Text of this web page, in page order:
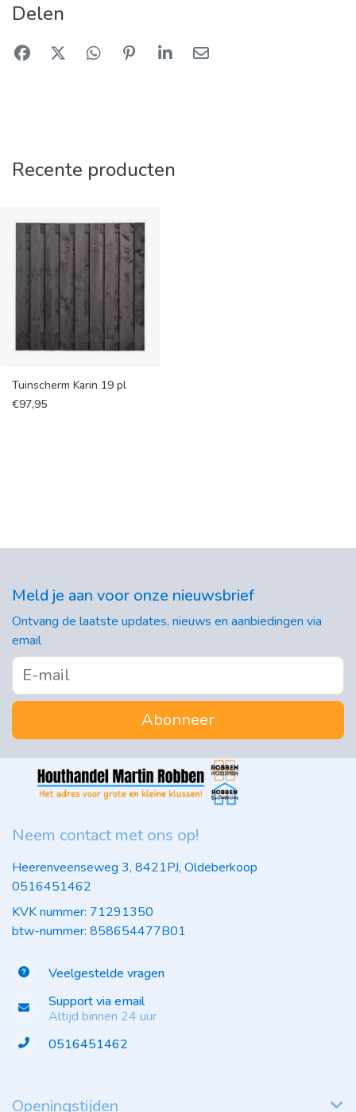
Delen
Recente producten
Tuinscherm Karin 19 pl
€97,95
Meld je aan voor onze nieuwsbrief
Ontvang de laatste updates, nieuws en aanbiedingen via
email
Abonneer
Neem contact met ons op!
Heerenveenseweg 3, 8421PJ, Oldeberkoop
0516451462
KVK nummer: 71291350
btw-nummer: 858654477B01
Veelgestelde vragen
Support via email
Altijd binnen 24 uur
0516451462
Openingstijden